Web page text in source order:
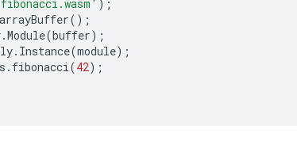
);
arrayBuffer();
.Module(buffer);
. Instance(module);
. fibonacci(42);